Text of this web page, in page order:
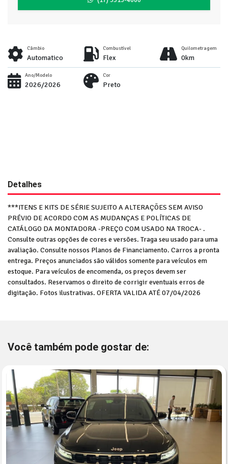
Câmbio
Automatico
Combustível
Flex
Quilometragem
0km
Ano/Modelo
2026/2026
Cor
Preto
Detalhes
***ITENS E KITS DE SÉRIE SUJEITO A ALTERAÇÕES SEM AVISO
PRÉVIO DE ACORDO COM AS MUDANÇAS E POLÍTICAS DE
CATÁLOGO DA MONTADORA -PREÇO COM USADO NA TROCA- .
Consulte outras opções de cores e versões. Traga seu usado para uma
avaliação. Consulte nossos Planos de Financiamento. Carros a pronta
entrega. Preços anunciados são válidos somente para veículos em
estoque. Para veículos de encomenda, os preços devem ser
consultados. Reservamos o direito de corrigir eventuais erros de
digitação. Fotos ilustrativas. OFERTA VALIDA ATÉ 07/04/2026
Você também pode gostar de: